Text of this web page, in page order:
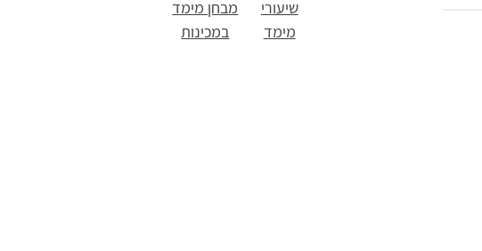
שיעורי
מימד
מבחן מימד
במכינות